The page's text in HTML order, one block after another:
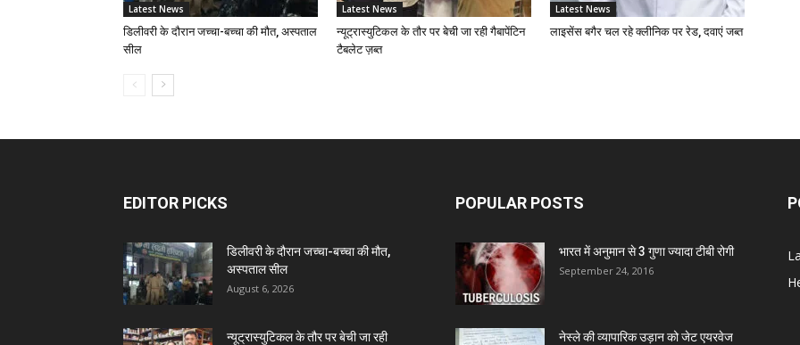
Latest News
डिलीवरी के दौरान जच्चा-बच्चा की मौत, अस्पताल
सील
Latest News
न्यूट्रास्युटिकल के तौर पर बेची जा रही गैबापेंटिन
टैबलेट ज़ब्त
Latest News
लाइसेंस बगैर चल रहे क्लीनिक पर रेड, दवाएं जब्त
EDITOR PICKS
डिलीवरी के दौरान जच्चा-बच्चा की मौत,
अस्पताल सील
August 6, 2026
न्यूट्रास्युटिकल के तौर पर बेची जा रही
POPULAR POSTS
भारत में अनुमान से 3 गुणा ज्यादा टीबी रोगी
September 24, 2016
नेस्ले की व्यापारिक उड़ान को जेट एयरवेज